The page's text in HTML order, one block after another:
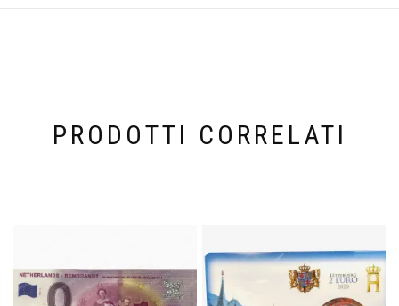
PRODOTTI CORRELATI